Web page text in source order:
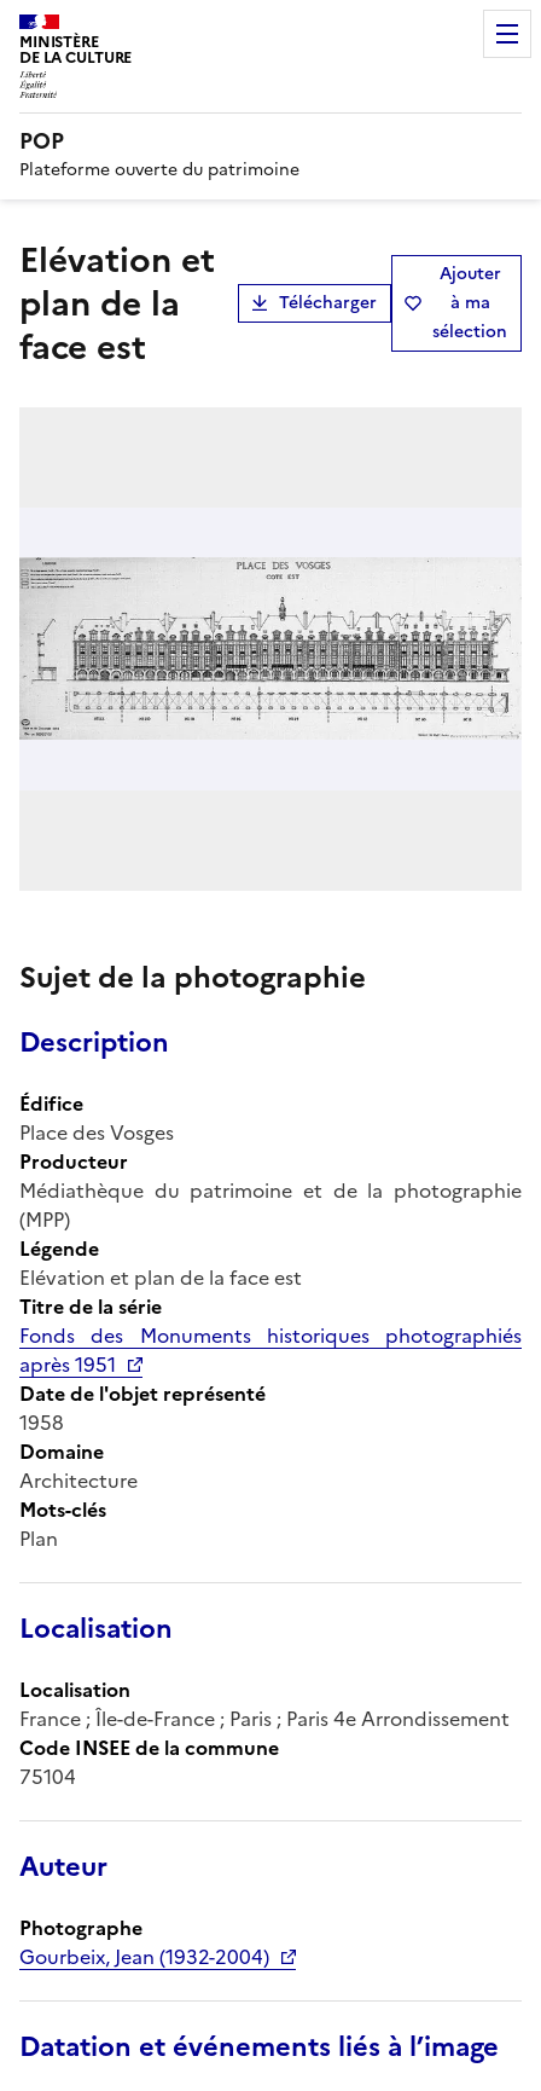
MINISTÈRE
DE LA CULTURE
POP
Plateforme ouverte du patrimoine
Elévation et
plan de la
face est
Télécharger
Ajouter
à ma
sélection
Sujet de la photographie
Description
Édifice
Place des Vosges
Producteur
Médiathèque du patrimoine et de la photographie
(MPP)
Légende
Elévation et plan de la face est
Titre de la série
Fonds des Monuments historiques photographiés
après 1951
Date de l'objet représenté
1958
Domaine
Architecture
Mots-clés
Plan
Localisation
Localisation
France ; Île-de-France ; Paris ; Paris 4e Arrondissement
Code INSEE de la commune
75104
Auteur
Photographe
Gourbeix, Jean (1932-2004)
Datation et événements liés à l’image